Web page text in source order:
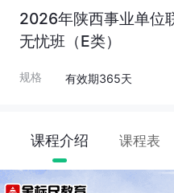
2026年陕西事业单位
无忧班（E类）
规格 有效期365天
课程介绍 课程表